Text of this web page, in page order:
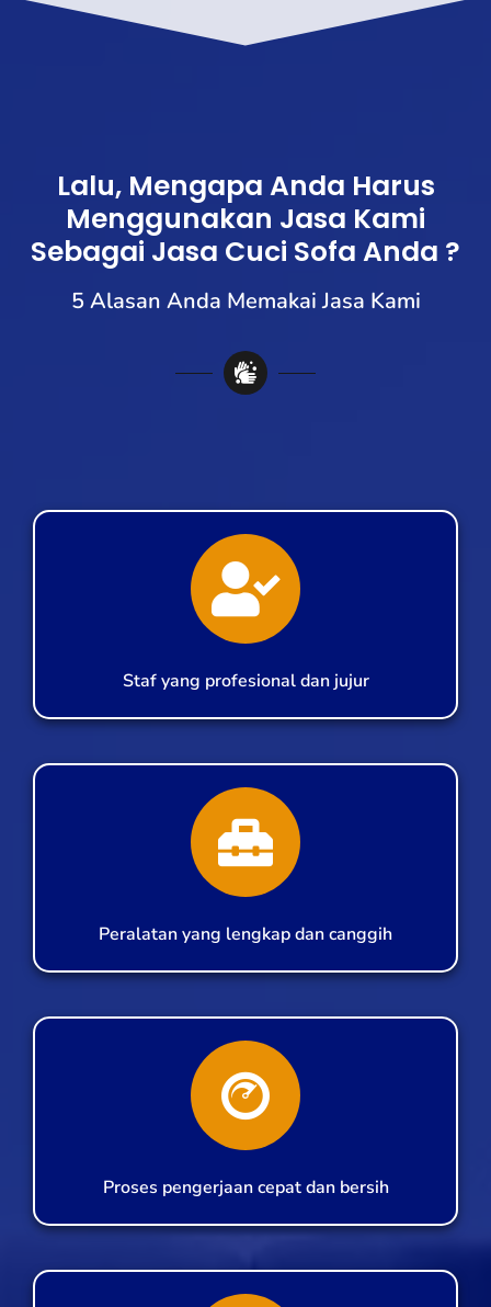
Lalu, Mengapa Anda Harus
Menggunakan Jasa Kami
Sebagai Jasa Cuci Sofa Anda ?
5 Alasan Anda Memakai Jasa Kami
Staf yang profesional dan jujur
Peralatan yang lengkap dan canggih
Proses pengerjaan cepat dan bersih